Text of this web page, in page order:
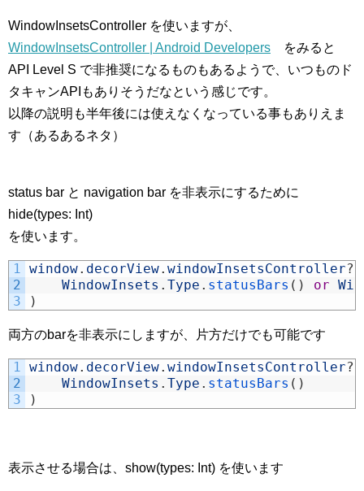
WindowInsetsController を使いますが、
WindowInsetsController | Android Developers をみると
API Level S で非推奨になるものもあるようで、いつものド
タキャンAPIもありそうだなという感じです。
以降の説明も半年後には使えなくなっている事もありえま
す（あるあるネタ）
status bar と navigation bar を非表示にするために
hide(types: Int)
を使います。
1
2
3
window. decorView. windowInsetsController?
WindowInsets . Type . statusBars ( ) or
)
両方のbarを非表示にしますが、片方だけでも可能です
1
2
3
window. decorView. windowInsetsController?
WindowInsets . Type . statusBars ( )
)
表示させる場合は、show(types: Int) を使います